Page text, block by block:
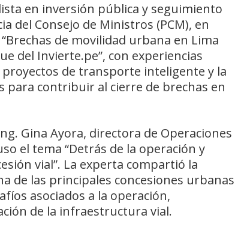
en inversión pública y seguimiento
del Consejo de Ministros (PCM), en
de movilidad urbana en Lima
del Invierte.pe”, con experiencias
de transporte inteligente y la
para contribuir al cierre de brechas en
Gina Ayora, directora de Operaciones
el tema “Detrás de la operación y
vial”. La experta compartió la
de las principales concesiones urbanas
asociados a la operación,
de la infraestructura vial.